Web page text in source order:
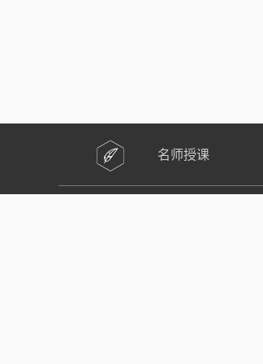
名师授课